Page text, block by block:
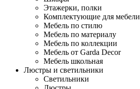
Этажерки, полки
Комплектующие для мебели
Мебель по стилю
Мебель по материалу
Мебель по коллекции
Мебель от Garda Decor
Мебель школьная
Люстры и светильники
Светильники